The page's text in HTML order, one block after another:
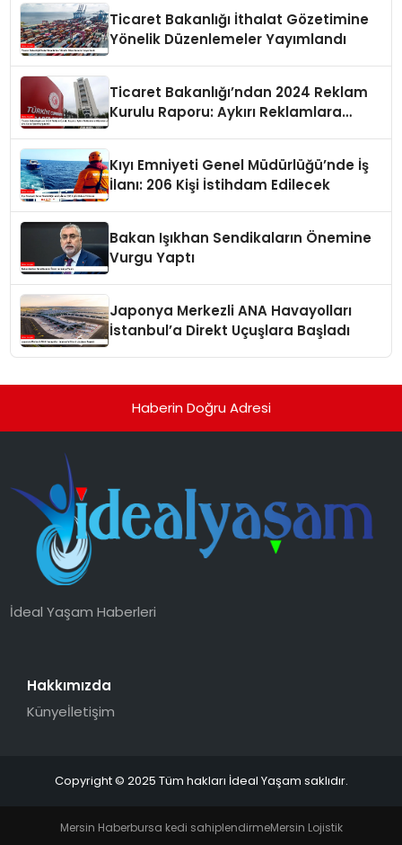
Ticaret Bakanlığı İthalat Gözetimine
Yönelik Düzenlemeler Yayımlandı
Ticaret Bakanlığı’ndan 2024 Reklam
Kurulu Raporu: Aykırı Reklamlara
Kıyı Emniyeti Genel Müdürlüğü’nde İş
İlanı: 206 Kişi İstihdam Edilecek
Bakan Işıkhan Sendikaların Önemine
Vurgu Yaptı
Japonya Merkezli ANA Havayolları
İstanbul’a Direkt Uçuşlara Başladı
Haberin Doğru Adresi
İdeal Yaşam Haberleri
Hakkımızda
Künyeİletişim
Copyright © 2025 Tüm hakları İdeal Yaşam saklıdır.
Mersin Haberbursa kedi sahiplendirmeMersin Lojistik